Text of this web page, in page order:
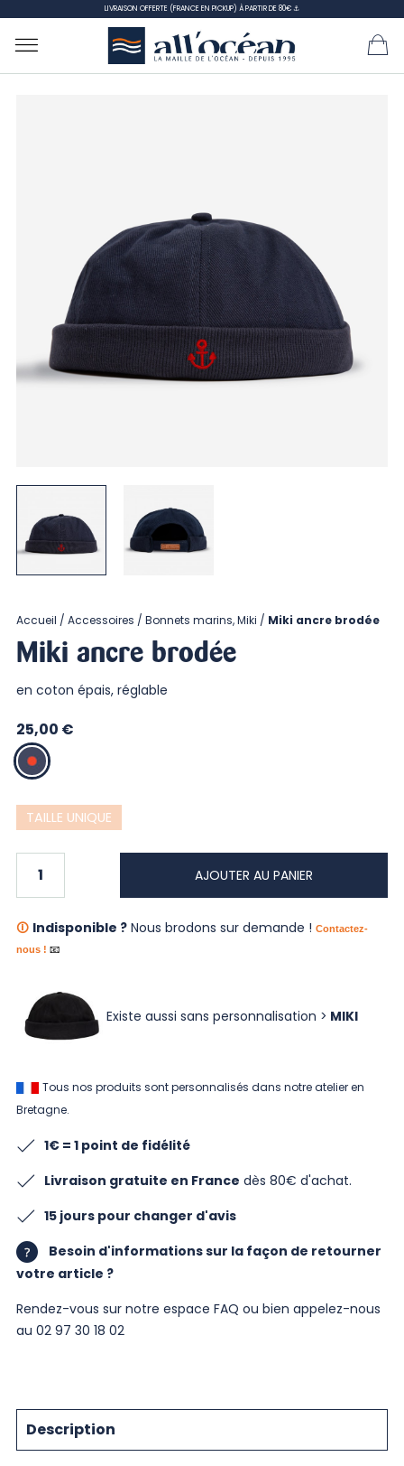
LIVRAISON OFFERTE (FRANCE EN PICKUP) À PARTIR DE 80€ ⚓
Accueil Accessoires Bonnets marins, Miki Miki ancre brodée
Miki ancre brodée
en coton épais, réglable
25,00 €
MARINE_BRODERIE
ROUGE
TAILLE UNIQUE
AJOUTER AU PANIER
🛈 Indisponible ?Nous brodons sur demande ! Contactez-
nous ! 📧
Existe aussi sans personnalisation > MIKI
Tous nos produits sont personnalisés dans notre atelier en
Bretagne.
1€ = 1 point de fidélité
Livraison gratuite en France dès 80€ d'achat.
15 jours pour changer d'avis
Besoin d'informations sur la façon de retourner
votre article ?
Rendez-vous sur notre espace FAQ ou bien appelez-nous
au 02 97 30 18 02
Description